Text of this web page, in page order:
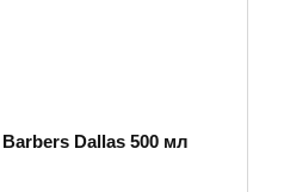
Dallas 500 мл